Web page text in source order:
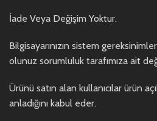
İade Veya Değişim Yoktur.
Bilgisayarınızın sistem
olunuz sorumluluk tarafımıza ait
Ürünü satın alan kullanıcılar ürün
anladığını kabul eder.